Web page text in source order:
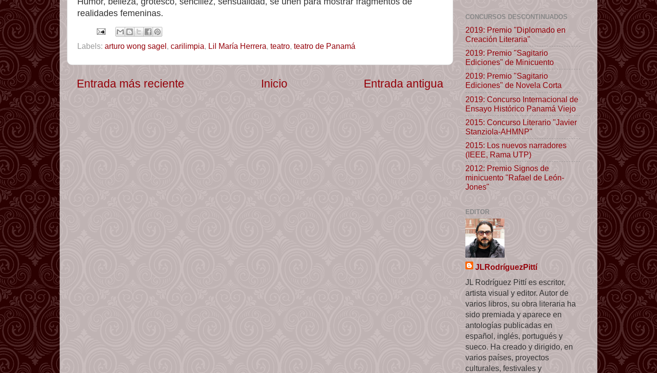
realidades femeninas.
Labels: arturo wong sagel, carilimpia, Lil María Herrera, teatro, teatro de Panamá
Entrada más reciente Entrada antigua
Inicio
CONCURSOS DESCONTINUADOS
2019: Premio "Diplomado en
Creación Literaria"
2019: Premio "Sagitario
Ediciones" de Minicuento
2019: Premio "Sagitario
Ediciones" de Novela Corta
2019: Concurso Internacional de
Ensayo Histórico Panamá Viejo
2015: Concurso Literario "Javier
Stanziola-AHMNP"
2015: Los nuevos narradores
(IEEE, Rama UTP)
2012: Premio Signos de
minicuento "Rafael de León-
Jones"
EDITOR
JLRodríguezPittí
JL Rodríguez Pittí es escritor,
artista visual y editor. Autor de
varios libros, su obra literaria ha
sido premiada y aparece en
antologías publicadas en
español, inglés, portugués y
sueco. Ha creado y dirigido, en
varios países, proyectos
culturales, festivales y